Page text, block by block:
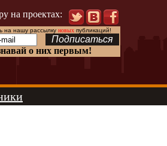
на проектах:
на нашу рассылку новыхпубликаций!
о них первым!